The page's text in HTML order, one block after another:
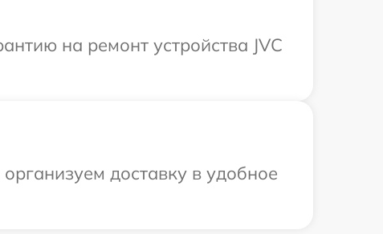
на ремонт устройства JVC
доставку в удобное